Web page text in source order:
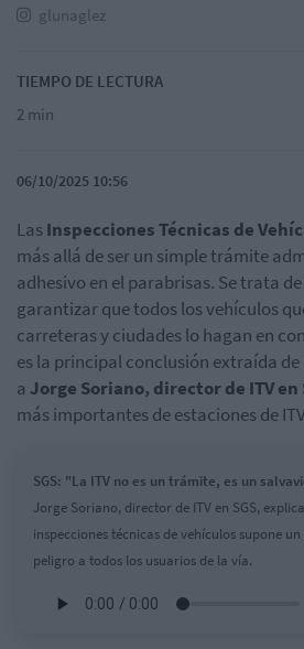
glunaglez
TIEMPO DE LECTURA
2 min
06/10/2025 10:56
LasInspecciones Técnicas de
más allá de ser un simple trámite
adhesivo en el parabrisas. Se trata
garantizar que todos los vehículos
carreteras y ciudades lo hagan en
es la principal conclusión extraída
a Jorge Soriano, director de ITV en
más importantes de estaciones de
SGS: "La ITV no es un trámite, es un
Jorge Soriano, director de ITV en SGS,
inspecciones técnicas de vehículos supone
peligro a todos los usuarios de la vía.